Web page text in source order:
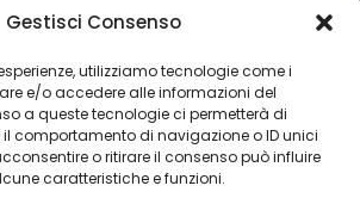
Gestisci Consenso
utilizziamo tecnologie come i
e/o accedere alle informazioni del
a queste tecnologie ci permetterà di
comportamento di navigazione o ID unici
o ritirare il consenso può influire
caratteristiche e funzioni.
per attività di comunicazioni
di Facco Giuseppe & C. S.p.a.